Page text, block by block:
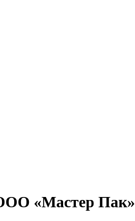
ООО «Мастер Пак»